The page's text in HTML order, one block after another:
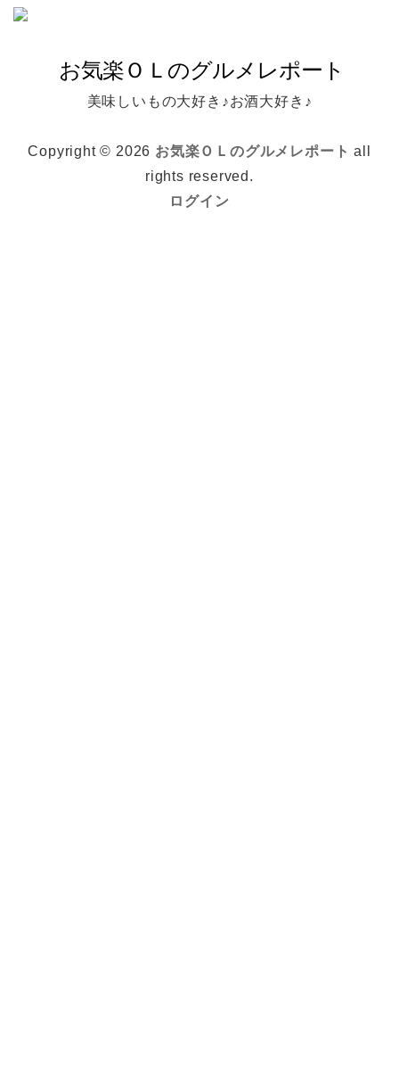
美味しいもの大好き♪お酒大好き♪
Copyright © 2026 お気楽ＯＬのグルメレポート all
rights reserved.
ログイン